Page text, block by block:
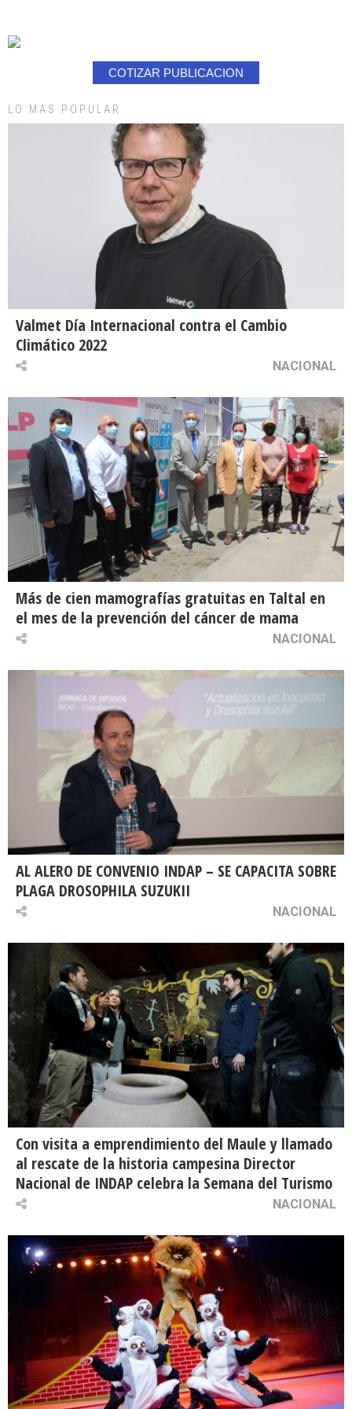
COTIZAR PUBLICACION
LO MAS POPULAR
Valmet Día Internacional contra el Cambio
Climático 2022
NACIONAL
Más de cien mamografías gratuitas en Taltal en
el mes de la prevención del cáncer de mama
NACIONAL
AL ALERO DE CONVENIO INDAP – SE CAPACITA SOBRE
PLAGA DROSOPHILA SUZUKII
NACIONAL
Con visita a emprendimiento del Maule y llamado
al rescate de la historia campesina Director
Nacional de INDAP celebra la Semana del Turismo
NACIONAL